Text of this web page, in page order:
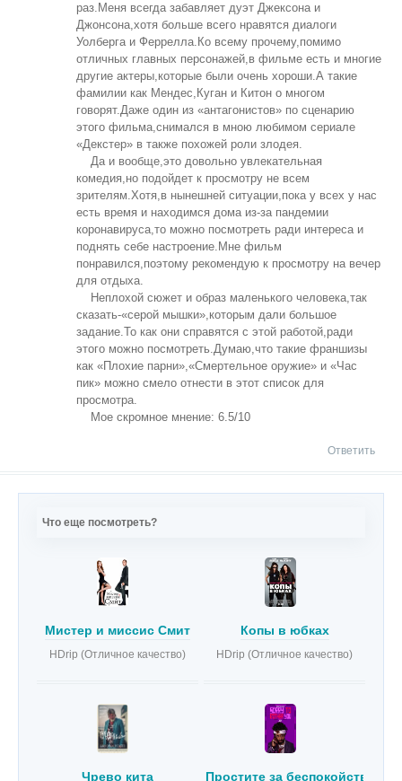
раз.Меня всегда забавляет дуэт Джексона и
Джонсона,хотя больше всего нравятся диалоги
Уолберга и Феррелла.Ко всему прочему,помимо
отличных главных персонажей,в фильме есть и многие
другие актеры,которые были очень хороши.А такие
фамилии как Мендес,Куган и Китон о многом
говорят.Даже один из «антагонистов» по сценарию
этого фильма,снимался в мною любимом сериале
«Декстер» в также похожей роли злодея.
Да и вообще,это довольно увлекательная
комедия,но подойдет к просмотру не всем
зрителям.Хотя,в нынешней ситуации,пока у всех у нас
есть время и находимся дома из-за пандемии
коронавируса,то можно посмотреть ради интереса и
поднять себе настроение.Мне фильм
понравился,поэтому рекомендую к просмотру на вечер
для отдыха.
Неплохой сюжет и образ маленького человека,так
сказать-«серой мышки»,которым дали большое
задание.То как они справятся с этой работой,ради
этого можно посмотреть.Думаю,что такие франшизы
как «Плохие парни»,«Смертельное оружие» и «Час
пик» можно смело отнести в этот список для
просмотра.
Мое скромное мнение: 6.5/10
Ответить
Что еще посмотреть?
Мистер и миссис Смит
HDrip (Отличное качество)
Копы в юбках
HDrip (Отличное качество)
Чрево кита Простите за беспокойство